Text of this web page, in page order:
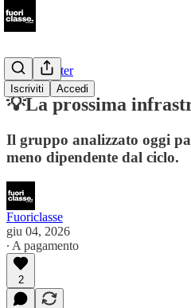
Iscriviti Accedi
📩Newsletter
💡La prossima
Il gruppo analizzato oggi
meno dipendente dal ciclo.
Fuoriclasse
giu 04, 2026
∙ A pagamento
2